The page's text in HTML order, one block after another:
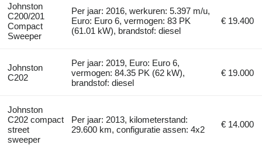
Johnston
C200/201
Compact
Sweeper
Per jaar: 2016, werkuren: 5.397 m/u,
Euro: Euro 6, vermogen: 83 PK
(61.01 kW), brandstof: diesel
€ 19.400
Johnston
C202
Per jaar: 2019, Euro: Euro 6,
vermogen: 84.35 PK (62 kW),
brandstof: diesel
€ 19.000
Johnston
C202 compact
street
sweeper
Per jaar: 2013, kilometerstand:
29.600 km, configuratie assen: 4x2
€ 14.000